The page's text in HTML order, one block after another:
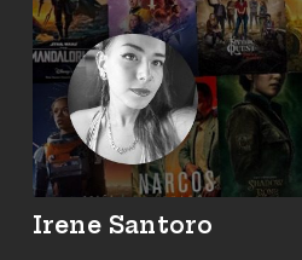
Irene Santoro